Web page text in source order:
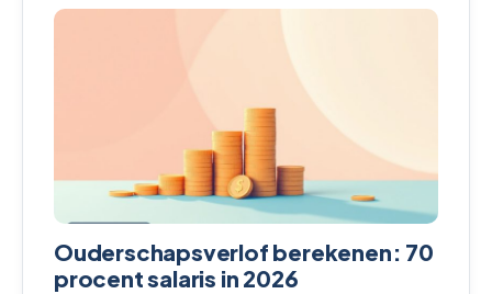
Ouderschapsverlof berekenen: 70
procent salaris in 2026